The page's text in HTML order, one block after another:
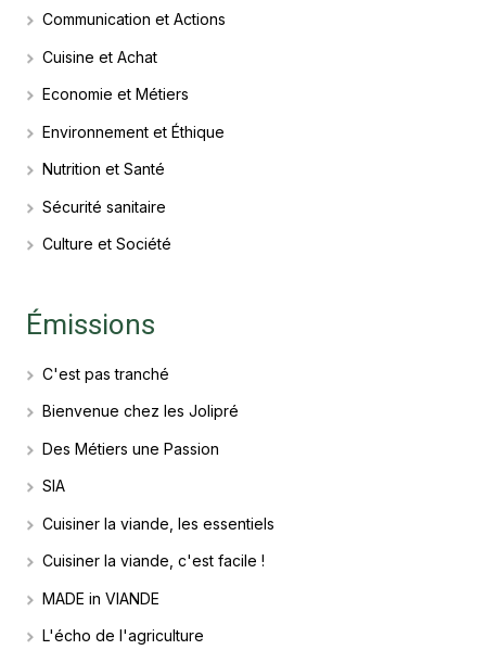
Communication et Actions
Cuisine et Achat
Economie et Métiers
Environnement et Éthique
Nutrition et Santé
Sécurité sanitaire
Culture et Société
Émissions
C'est pas tranché
Bienvenue chez les Jolipré
Des Métiers une Passion
SIA
Cuisiner la viande, les essentiels
Cuisiner la viande, c'est facile !
MADE in VIANDE
L'écho de l'agriculture